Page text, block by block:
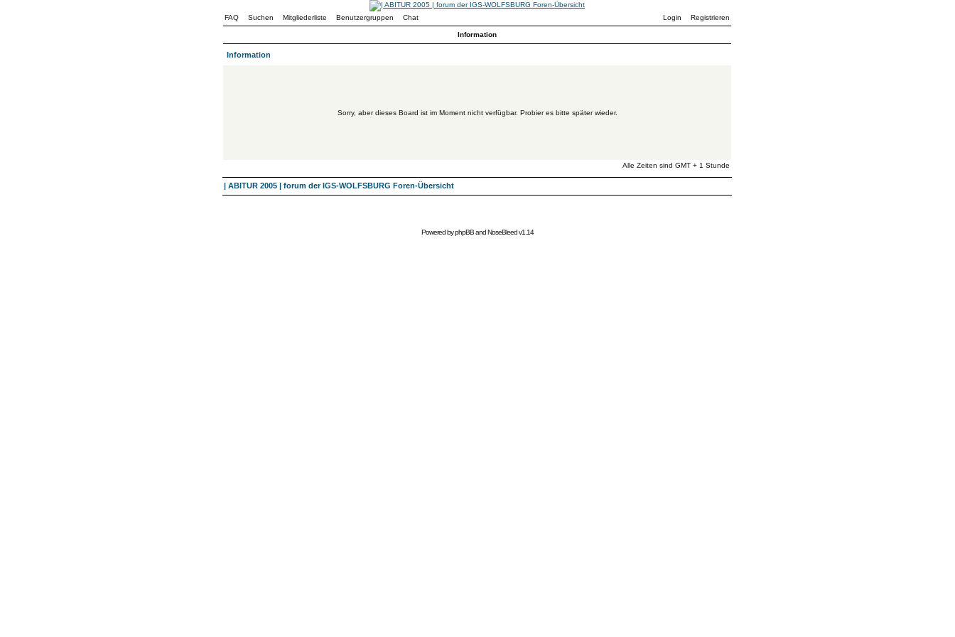
FAQ Suchen Mitgliederliste Benutzergruppen Chat Login Registrieren
Information
Information
Sorry, aber dieses Board ist im Moment nicht verfügbar. Probier es bitte später wieder.
Alle Zeiten sind GMT + 1 Stunde
| ABITUR 2005 | forum der IGS-WOLFSBURG Foren-Übersicht
Powered byphpBBandNoseBleedv1.14